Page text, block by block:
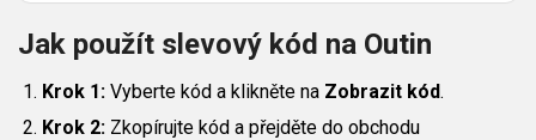
Jak použít slevový kód na Outin
Krok 1: Vyberte kód a klikněte na Zobrazit kód.
Krok 2: Zkopírujte kód a přejděte do obchodu